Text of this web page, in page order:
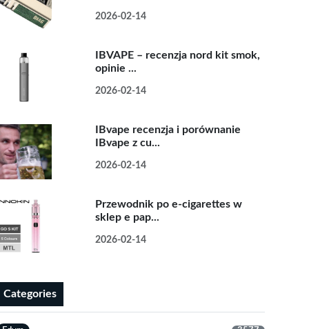
2026-02-14
IBVAPE – recenzja nord kit smok,
opinie ...
2026-02-14
IBvape recenzja i porównanie
IBvape z cu...
2026-02-14
Przewodnik po e-cigarettes w
sklep e pap...
2026-02-14
Categories